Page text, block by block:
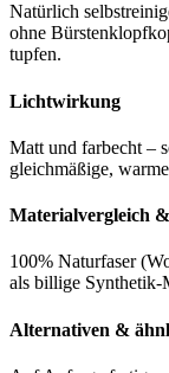
Natürlich
ohne
tupfen.
Lichtwirkung
Matt und farbecht –
gleichmäßige,
Materialvergleich
100% Naturfaser
als billige Synthetik-
Alternativen &